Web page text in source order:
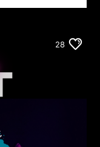
28